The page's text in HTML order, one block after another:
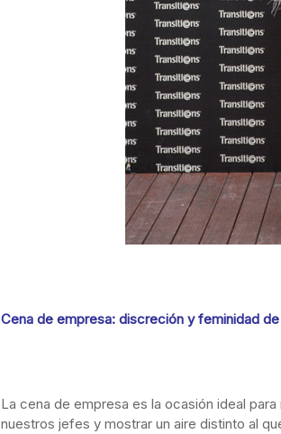
Cena de empresa: discreción y feminidad
La cena de empresa es la ocasión ideal
nuestros jefes y mostrar un aire distinto al